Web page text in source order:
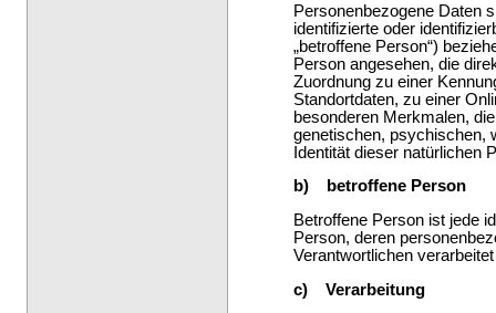
Personenbezogene Daten
identifizierte oder
„betroffene Person“)
Person angesehen, die
Zuordnung zu einer
Standortdaten, zu einer
besonderen Merkmalen,
genetischen, psychischen,
Identität dieser natürlichen
b) betroffene Person
Betroffene Person ist jede
Person, deren
Verantwortlichen
c) Verarbeitung